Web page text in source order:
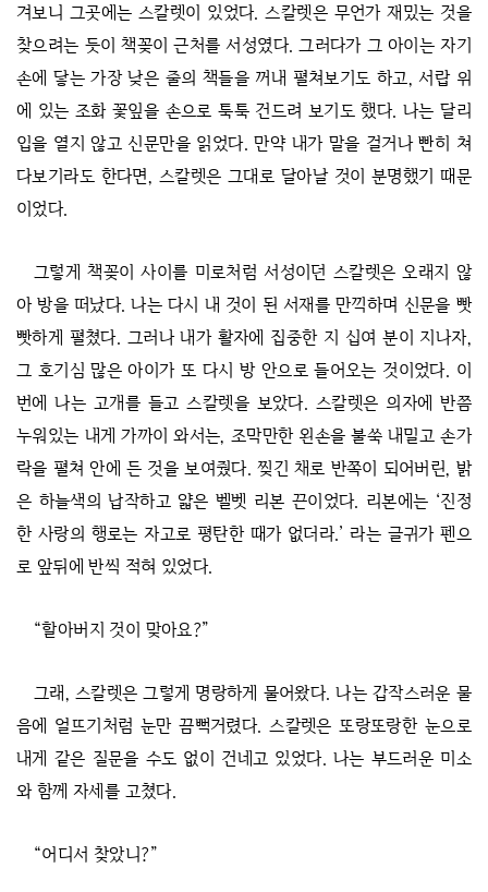
겨보니 그곳에는 스칼렛이 있었다. 스칼렛은 무언가 재밌는 것을
찾으려는 듯이 책꽂이 근처를 서성였다. 그러다가 그 아이는 자기
손에 닿는 가장 낮은 줄의 책들을 꺼내 펼쳐보기도 하고, 서랍 위
에 있는 조화 꽃잎을 손으로 툭툭 건드려 보기도 했다. 나는 달리
입을 열지 않고 신문만을 읽었다. 만약 내가 말을 걸거나 빤히 쳐
다보기라도 한다면, 스칼렛은 그대로 달아날 것이 분명했기 때문
이었다.
그렇게 책꽂이 사이를 미로처럼 서성이던 스칼렛은 오래지 않
아 방을 떠났다. 나는 다시 내 것이 된 서재를 만끽하며 신문을 빳
빳하게 펼쳤다. 그러나 내가 활자에 집중한 지 십여 분이 지나자,
그 호기심 많은 아이가 또 다시 방 안으로 들어오는 것이었다. 이
번에 나는 고개를 들고 스칼렛을 보았다. 스칼렛은 의자에 반쯤
누워있는 내게 가까이 와서는, 조막만한 왼손을 불쑥 내밀고 손가
락을 펼쳐 안에 든 것을 보여줬다. 찢긴 채로 반쪽이 되어버린, 밝
은 하늘색의 납작하고 얇은 벨벳 리본 끈이었다. 리본에는 ‘진정
한 사랑의 행로는 자고로 평탄한 때가 없더라.’ 라는 글귀가 펜으
로 앞뒤에 반씩 적혀 있었다.
“할아버지 것이 맞아요?”
그래, 스칼렛은 그렇게 명랑하게 물어왔다. 나는 갑작스러운 물
음에 얼뜨기처럼 눈만 끔뻑거렸다. 스칼렛은 또랑또랑한 눈으로
내게 같은 질문을 수도 없이 건네고 있었다. 나는 부드러운 미소
와 함께 자세를 고쳤다.
“어디서 찾았니?”